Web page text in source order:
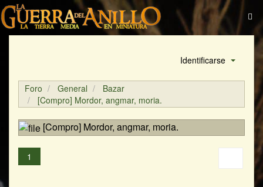
Identificarse
Foro General
Bazar
[Compro] Mordor, angmar, moria.
[Compro] Mordor, angmar, moria.
1